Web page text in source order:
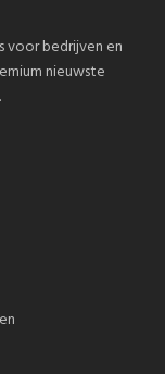
voor bedrijven en
nieuwste